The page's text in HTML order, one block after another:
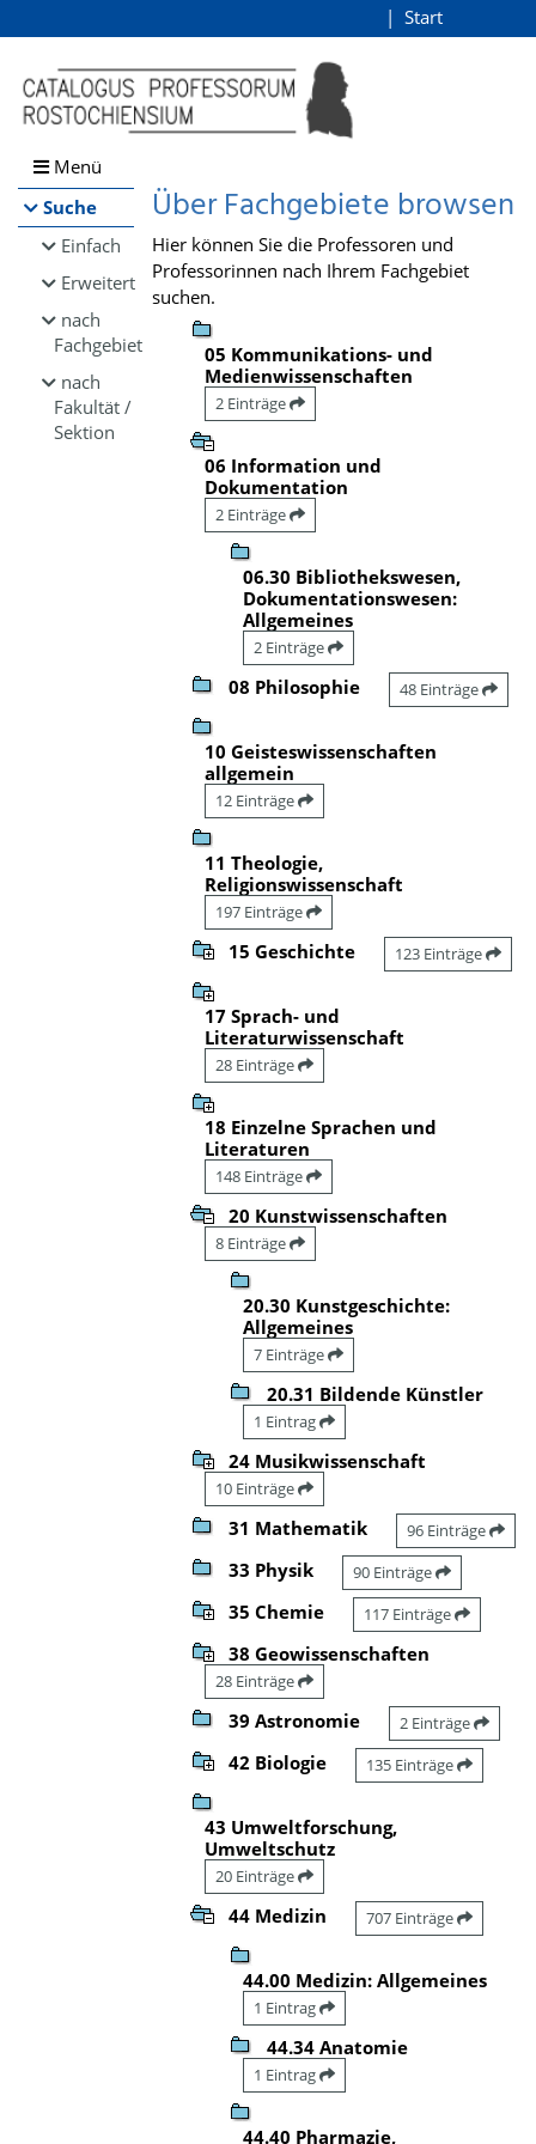
Browsen
direkt zum Inhalt
Start
Menü
Suche
Einfach
Erweitert
nach
Fachgebiet
nach
Fakultät /
Sektion
Über Fachgebiete browsen
Hier können Sie die Professoren und
Professorinnen nach Ihrem Fachgebiet
suchen.
05 Kommunikations- und
Medienwissenschaften
2 Einträge
06 Information und
Dokumentation
2 Einträge
06.30 Bibliothekswesen,
Dokumentationswesen:
Allgemeines
2 Einträge
08 Philosophie 48 Einträge
10 Geisteswissenschaften
allgemein
12 Einträge
11 Theologie,
Religionswissenschaft
197 Einträge
15 Geschichte 123 Einträge
17 Sprach- und
Literaturwissenschaft
28 Einträge
18 Einzelne Sprachen und
Literaturen
148 Einträge
20 Kunstwissenschaften
8 Einträge
20.30 Kunstgeschichte:
Allgemeines
7 Einträge
20.31 Bildende Künstler
1 Eintrag
24 Musikwissenschaft
10 Einträge
31 Mathematik 96 Einträge
33 Physik 90 Einträge
35 Chemie 117 Einträge
38 Geowissenschaften
28 Einträge
39 Astronomie 2 Einträge
42 Biologie 135 Einträge
43 Umweltforschung,
Umweltschutz
20 Einträge
44 Medizin 707 Einträge
44.00 Medizin: Allgemeines
1 Eintrag
44.34 Anatomie
1 Eintrag
44.40 Pharmazie,